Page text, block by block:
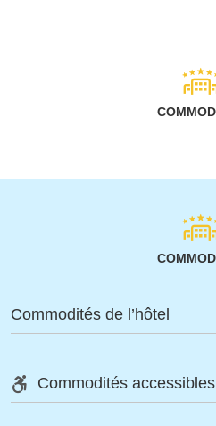
Commodités de l’hôtel
Commodités accessibles